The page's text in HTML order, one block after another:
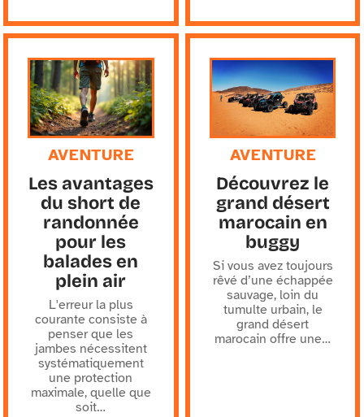
AVENTURE
Les avantages
du short de
randonnée
pour les
balades en
plein air
L'erreur la plus
courante consiste à
penser que les
jambes nécessitent
systématiquement
une protection
maximale, quelle que
soit…
AVENTURE
Découvrez le
grand désert
marocain en
buggy
Si vous avez toujours
rêvé d’une échappée
sauvage, loin du
tumulte urbain, le
grand désert
marocain offre une…